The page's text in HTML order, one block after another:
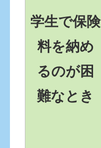
学生で保険
料を納め
るのが困
難なとき